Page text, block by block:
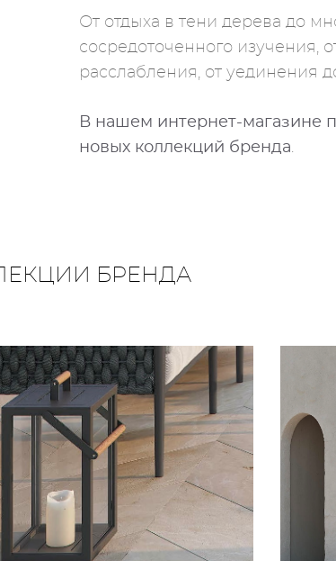
От отдыха в тени дерева до
сосредоточенного изучения,
расслабления, от уединения
В нашем интернет-магазине
новых коллекций бренда.
БРЕНДА